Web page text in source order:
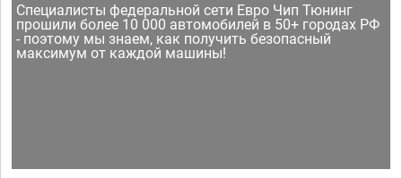
Специалисты федеральной сети Евро Чип Тюнинг
прошили более 10 000 автомобилей в 50+ городах РФ
- поэтому мы знаем, как получить безопасный
максимум от каждой машины!